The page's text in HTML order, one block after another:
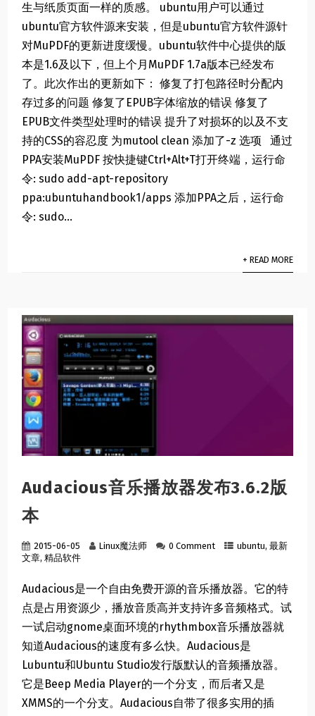
生与纸质页面一样的质感。 ubuntu用户可以通过
ubuntu官方软件源来安装，但是ubuntu官方软件源针
对MuPDF的更新进度缓慢。ubuntu软件中心提供的版
本是1.6及以下，但上个月MuPDF 1.7a版本已经发布
了。此次作出的更新如下： 修复了打包路径时分配内
存过多的问题 修复了EPUB字体缩放的错误 修复了
EPUB文件类型处理时的错误 提升了对损坏的以及不支
持的CSS的容忍度 为mutool clean 添加了-z 选项 通过
PPA安装MuPDF 按快捷键Ctrl+Alt+T打开终端，运行命
令: sudo add-apt-repository
ppa:ubuntuhandbook1/apps 添加PPA之后，运行命
令: sudo...
+ READ MORE
Audacious音乐播放器发布3.6.2版
本
2015-06-05 Linux魔法师 0 Comment ubuntu,最新
文章,精品软件
Audacious是一个自由免费开源的音乐播放器。它的特
点是占用资源少，播放音质高并支持许多音频格式。试
一试启动gnome桌面环境的rhythmbox音乐播放器就
知道Audacious的速度有多么快。Audacious是
Lubuntu和Ubuntu Studio发行版默认的音频播放器。
它是Beep Media Player的一个分支，而后者又是
XMMS的一个分支。Audacious自带了很多实用的插